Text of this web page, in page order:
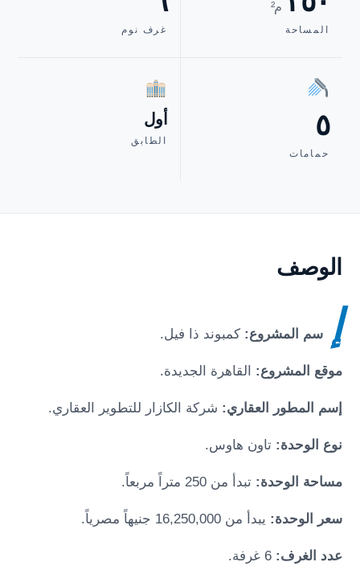
م²
المساحة غرف نوم
٥
حمامات
أول
الطابق
الوصف
إ سم المشروع:كمبوند ذا فيل.
موقع المشروع: القاهرة الجديدة.
إسم المطور العقاري: شركة الكازار للتطوير العقاري.
نوع الوحدة: تاون هاوس.
مساحة الوحدة:تبدأ من 250 متراً مربعاً.
سعر الوحدة: يبدأ من 16,250,000 جنيهاً مصرياً.
عدد الغرف: 6 غرفة.